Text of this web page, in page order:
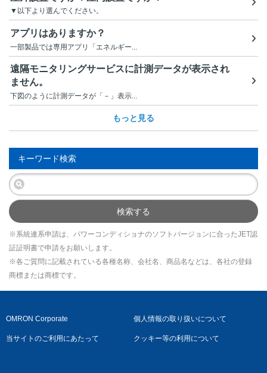
▼以下より選んでください。
アプリはありますか？
一部製品では専用アプリ「エネルギー...
遠隔モニタリングサービスに計測データが表示され
ません。
下図のように計測データが「－」表示...
もっと見る
キーワード検索
検索する
※系統連系申請は、パワーコンディショナのソフトバージョンに合ったJET認
証証明書で申請をお願いします。
※各ご質問に記載されている各種名称、会社名、商品名などは、各社の登録
商標または商標です。
OMRON Corporate 個人情報の取り扱いについて
当サイトのご利用にあたって クッキー等の利用について